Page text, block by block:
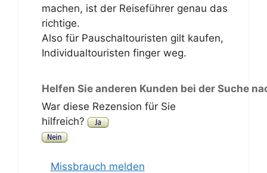
machen, ist der Reiseführer genau das
richtige.
Also für Pauschaltouristen gilt kaufen,
Individualtouristen finger weg.
Helfen Sie anderen Kunden bei der Suche
War diese Rezension für Sie
hilfreich?
Missbrauch melden